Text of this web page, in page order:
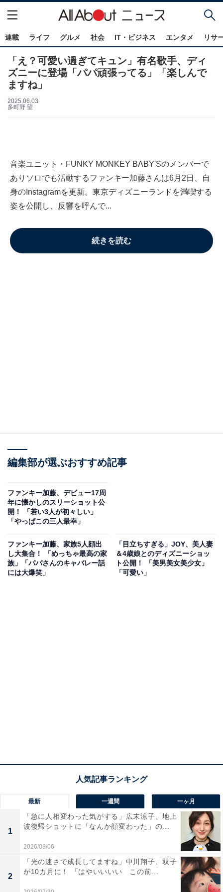
連載 ライフ グルメ 社会 IT・ビジネス エンタメ リサ
「え？可愛い過ぎてキュン」有名歌手、ディ
ズニーに登場「パパ頑張ってる」「楽しんで
ますね」
2025.06.03
多町野 望
音楽ユニット・FUNKY MONKEY BΛBY'Sのメンバーで
ありソロでも活動するファンキー加藤さんは6月2日、自
身のInstagramを更新。東京ディズニーランドを満喫する
姿を公開し、反響を呼んで...
続きを読む
編集部が選ぶおすすめ記事
ファンキー加藤、デビュー17周
年に懐かしのスリーショット公
開！ 「若い3人が初々しい」
「やっぱこの三人最幸」
ファンキー加藤、家族5人顔出
し大集合！ 「めっちゃ最高の家
族」「パパさんのキャバレー話
には大爆笑」
「目立ちすぎる」JOY、美人妻
＆4歳娘とのディズニーショッ
ト公開！ 「美男美女美少女」
「可愛い」
最新 一週間 一ヶ月
1
「急に人相変わった気がする」広末涼子、地上
波復帰ショットに「なんか顔変わった」の...
2026/08/06
2
「光の速さで成長してますね」中川翔子、双子
が10カ月に！ 「はやいいいい この前...